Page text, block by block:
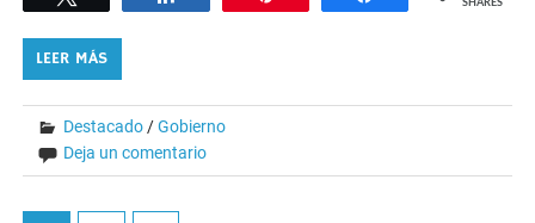
SHARES
LEER MÁS
Destacado /Gobierno
Deja un comentario